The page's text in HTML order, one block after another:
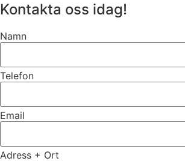
Kontakta oss idag!
Namn
Telefon
Email
Adress + Ort